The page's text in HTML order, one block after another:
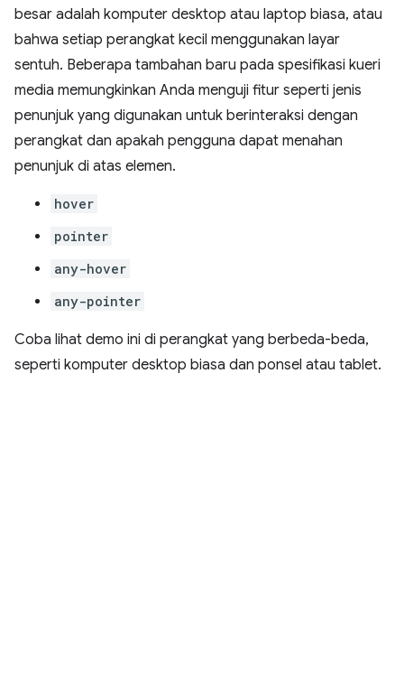
besar adalah komputer desktop atau laptop biasa, atau
bahwa setiap perangkat kecil menggunakan layar
sentuh. Beberapa tambahan baru pada spesifikasi kueri
media memungkinkan Anda menguji fitur seperti jenis
penunjuk yang digunakan untuk berinteraksi dengan
perangkat dan apakah pengguna dapat menahan
penunjuk di atas elemen.
hover
pointer
any-hover
any-pointer
Coba lihat demo ini di perangkat yang berbeda-beda,
seperti komputer desktop biasa dan ponsel atau tablet.